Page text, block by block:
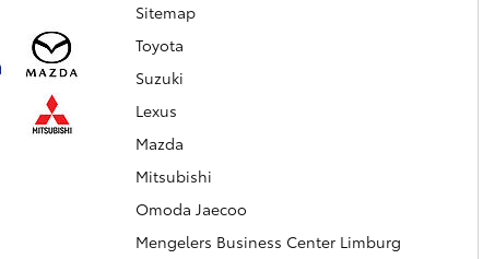
Sitemap
Toyota
Suzuki
Lexus
Mazda
Mitsubishi
Omoda Jaecoo
Mengelers Business Center Limburg